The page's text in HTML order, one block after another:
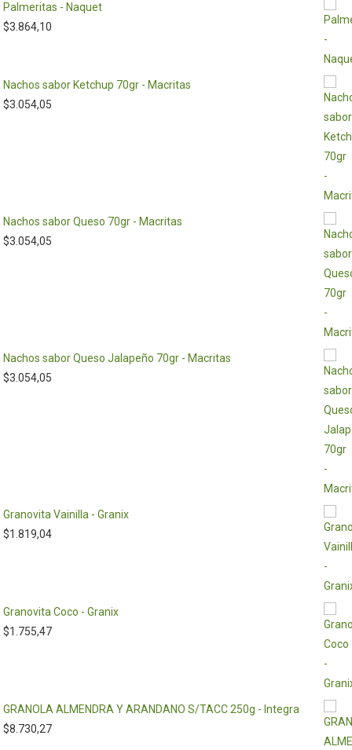
Palmeritas - Naquet
$3.864,10
Nachos sabor Ketchup 70gr - Macritas
$3.054,05
Nachos sabor Queso 70gr - Macritas
$3.054,05
Nachos sabor Queso Jalapeño 70gr - Macritas
$3.054,05
Granovita Vainilla - Granix
$1.819,04
Granovita Coco - Granix
$1.755,47
GRANOLA ALMENDRA Y ARANDANO S/TACC 250g - Integra
$8.730,27